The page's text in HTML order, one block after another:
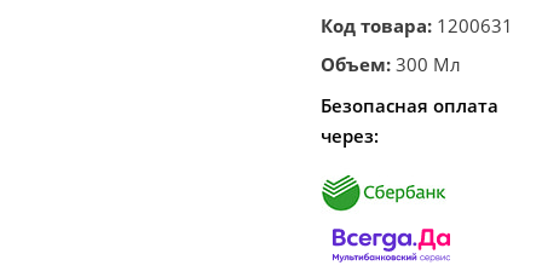
клик
Код товара: 1200631
Объем: 300 Мл
Безопасная оплата
через: